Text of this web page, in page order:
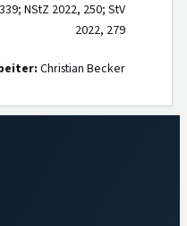
NStZ 2022, 250; StV
2022, 279
Christian Becker